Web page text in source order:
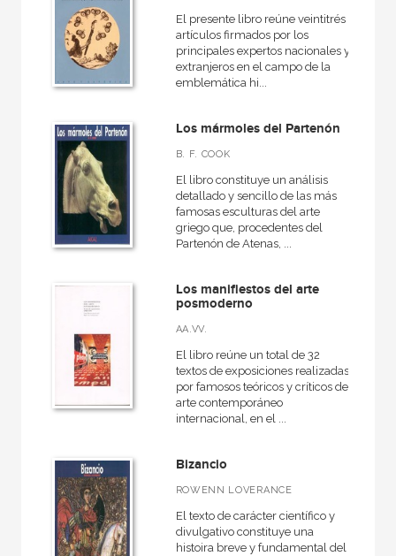
El presente libro reúne veintitrés
artículos firmados por los
principales expertos nacionales y
extranjeros en el campo de la
emblemática hi...
Los mármoles del Partenón
B. F. COOK
El libro constituye un análisis
detallado y sencillo de las más
famosas esculturas del arte
griego que, procedentes del
Partenón de Atenas, ...
Los manifiestos del arte
posmoderno
AA.VV.
El libro reúne un total de 32
textos de exposiciones realizadas
por famosos teóricos y críticos del
arte contemporáneo
internacional, en el ...
Bizancio
ROWENN LOVERANCE
El texto de carácter científico y
divulgativo constituye una
histoira breve y fundamental del